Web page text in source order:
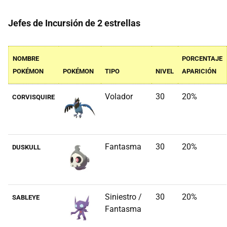
Jefes de Incursión de 2 estrellas
NOMBRE
POKÉMON
POKÉMON TIPO NIVEL
PORCENTAJE
APARICIÓN
CORVISQUIRE Volador 30 20%
DUSKULL Fantasma 30 20%
SABLEYE
Siniestro /
Fantasma
30 20%